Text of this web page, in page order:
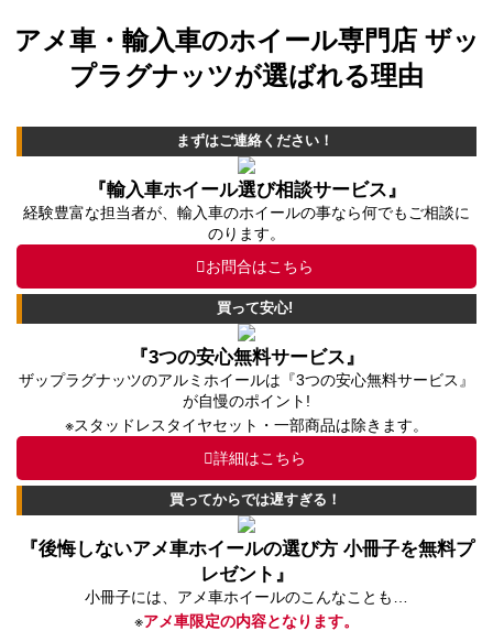
アメ車・輸入車のホイール専門店 ザッ
プラグナッツが選ばれる理由
まずはご連絡ください！
『輸入車ホイール選び相談サービス』
経験豊富な担当者が、輸入車のホイールの事なら何でもご相談に
のります。
お問合はこちら
買って安心!
『3つの安心無料サービス』
ザップラグナッツのアルミホイールは『3つの安心無料サービス』
が自慢のポイント!
※スタッドレスタイヤセット・一部商品は除きます。
詳細はこちら
買ってからでは遅すぎる！
『後悔しないアメ車ホイールの選び方 小冊子を無料プ
レゼント』
小冊子には、アメ車ホイールのこんなことも…
※アメ車限定の内容となります。